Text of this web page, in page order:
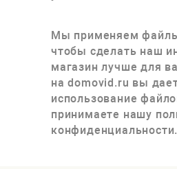
Мы применяем
чтобы сделать наш
магазин лучше для
на domovid.ru вы
использование
принимаете нашу
конфиденциальности.